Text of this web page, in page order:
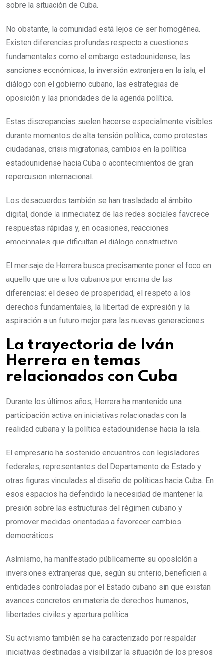
sobre la situación de Cuba.
No obstante, la comunidad está lejos de ser homogénea.
Existen diferencias profundas respecto a cuestiones
fundamentales como el embargo estadounidense, las
sanciones económicas, la inversión extranjera en la isla, el
diálogo con el gobierno cubano, las estrategias de
oposición y las prioridades de la agenda política.
Estas discrepancias suelen hacerse especialmente visibles
durante momentos de alta tensión política, como protestas
ciudadanas, crisis migratorias, cambios en la política
estadounidense hacia Cuba o acontecimientos de gran
repercusión internacional.
Los desacuerdos también se han trasladado al ámbito
digital, donde la inmediatez de las redes sociales favorece
respuestas rápidas y, en ocasiones, reacciones
emocionales que dificultan el diálogo constructivo.
El mensaje de Herrera busca precisamente poner el foco en
aquello que une a los cubanos por encima de las
diferencias: el deseo de prosperidad, el respeto a los
derechos fundamentales, la libertad de expresión y la
aspiración a un futuro mejor para las nuevas generaciones.
La trayectoria de Iván
Herrera en temas
relacionados con Cuba
Durante los últimos años, Herrera ha mantenido una
participación activa en iniciativas relacionadas con la
realidad cubana y la política estadounidense hacia la isla.
El empresario ha sostenido encuentros con legisladores
federales, representantes del Departamento de Estado y
otras figuras vinculadas al diseño de políticas hacia Cuba. En
esos espacios ha defendido la necesidad de mantener la
presión sobre las estructuras del régimen cubano y
promover medidas orientadas a favorecer cambios
democráticos.
Asimismo, ha manifestado públicamente su oposición a
inversiones extranjeras que, según su criterio, beneficien a
entidades controladas por el Estado cubano sin que existan
avances concretos en materia de derechos humanos,
libertades civiles y apertura política.
Su activismo también se ha caracterizado por respaldar
iniciativas destinadas a visibilizar la situación de los presos